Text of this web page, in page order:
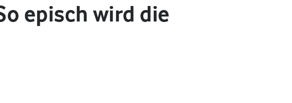
episch wird die